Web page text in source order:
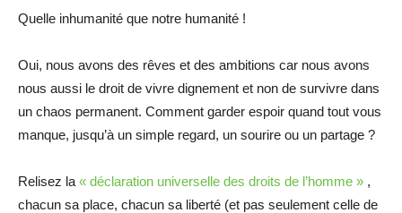
Quelle inhumanité que notre humanité !
Oui, nous avons des rêves et des ambitions car nous avons
nous aussi le droit de vivre dignement et non de survivre dans
un chaos permanent. Comment garder espoir quand tout vous
manque, jusqu’à un simple regard, un sourire ou un partage ?
Relisez la « déclaration universelle des droits de l’homme » ,
chacun sa place, chacun sa liberté (et pas seulement celle de